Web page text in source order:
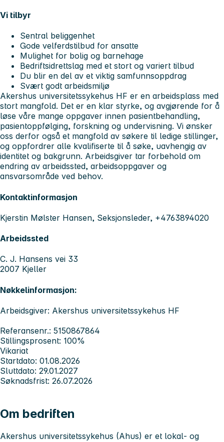
Vi tilbyr
Sentral beliggenhet
Gode velferdstilbud for ansatte
Mulighet for bolig og barnehage
Bedriftsidrettslag med et stort og variert tilbud
Du blir en del av et viktig samfunnsoppdrag
Svært godt arbeidsmiljø
Akershus universitetssykehus HF er en arbeidsplass med
stort mangfold. Det er en klar styrke, og avgjørende for å
løse våre mange oppgaver innen pasientbehandling,
pasientoppfølging, forskning og undervisning. Vi ønsker
oss derfor også et mangfold av søkere til ledige stillinger,
og oppfordrer alle kvalifiserte til å søke, uavhengig av
identitet og bakgrunn. Arbeidsgiver tar forbehold om
endring av arbeidssted, arbeidsoppgaver og
ansvarsområde ved behov.
Kontaktinformasjon
Kjerstin Mølster Hansen, Seksjonsleder, +4763894020
Arbeidssted
C. J. Hansens vei 33
2007 Kjeller
Nøkkelinformasjon:
Arbeidsgiver: Akershus universitetssykehus HF
Referansenr.: 5150867864
Stillingsprosent: 100%
Vikariat
Startdato: 01.08.2026
Sluttdato: 29.01.2027
Søknadsfrist: 26.07.2026
Om bedriften
Akershus universitetssykehus (Ahus) er et lokal- og